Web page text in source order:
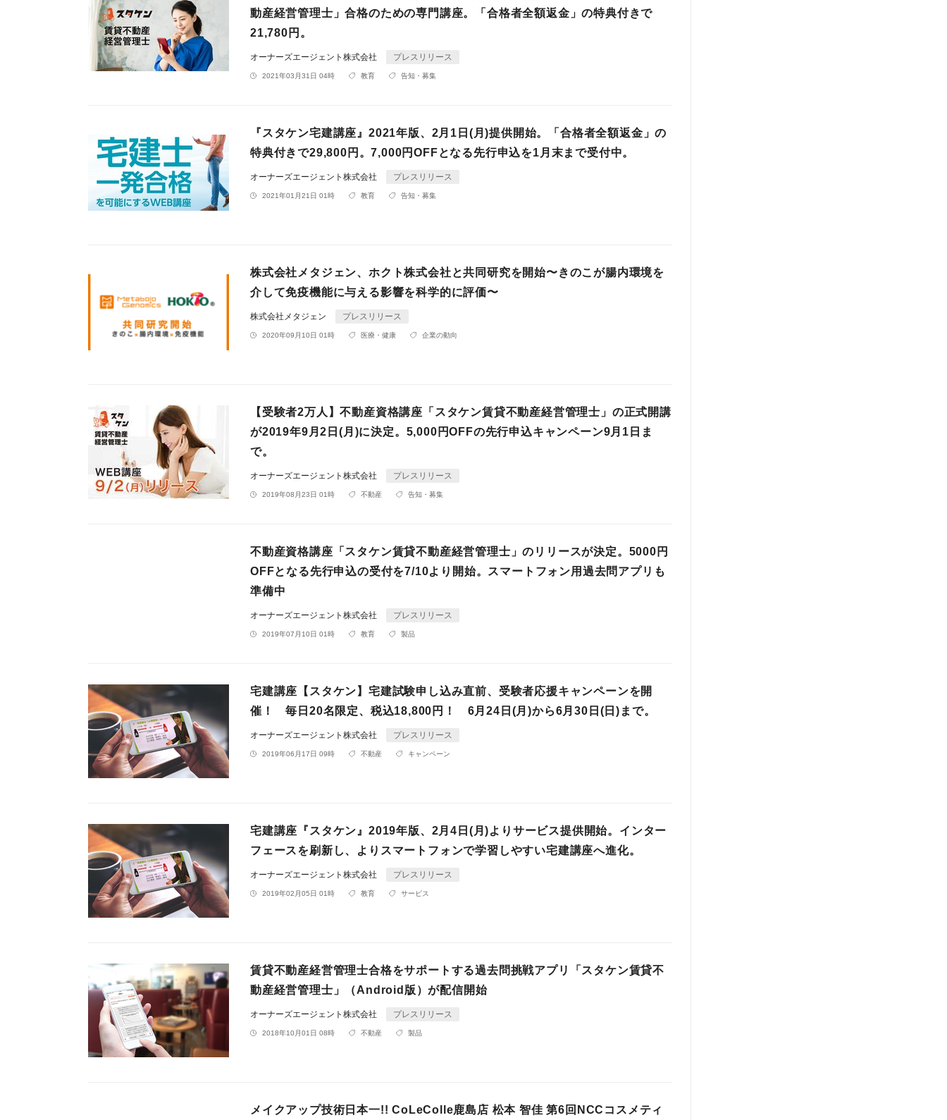
動産経営管理士」合格のための専門講座。「合格者全額返金」の特典付きで
21,780円。
オーナーズエージェント株式会社 プレスリリース
2021年03月31日 04時 教育 告知・募集
『スタケン宅建講座』2021年版、2月1日(月)提供開始。「合格者全額返金」の
特典付きで29,800円。7,000円OFFとなる先行申込を1月末まで受付中。
オーナーズエージェント株式会社 プレスリリース
2021年01月21日 01時 教育 告知・募集
株式会社メタジェン、ホクト株式会社と共同研究を開始〜きのこが腸内環境を
介して免疫機能に与える影響を科学的に評価〜
株式会社メタジェン プレスリリース
2020年09月10日 01時 医療・健康 企業の動向
【受験者2万人】不動産資格講座「スタケン賃貸不動産経営管理士」の正式開講
が2019年9月2日(月)に決定。5,000円OFFの先行申込キャンペーン9月1日ま
で。
オーナーズエージェント株式会社 プレスリリース
2019年08月23日 01時 不動産 告知・募集
不動産資格講座「スタケン賃貸不動産経営管理士」のリリースが決定。5000円
OFFとなる先行申込の受付を7/10より開始。スマートフォン用過去問アプリも
準備中
オーナーズエージェント株式会社 プレスリリース
2019年07月10日 01時 教育 製品
宅建講座【スタケン】宅建試験申し込み直前、受験者応援キャンペーンを開
催！ 毎日20名限定、税込18,800円！ 6月24日(月)から6月30日(日)まで。
オーナーズエージェント株式会社 プレスリリース
2019年06月17日 09時 不動産 キャンペーン
宅建講座『スタケン』2019年版、2月4日(月)よりサービス提供開始。インター
フェースを刷新し、よりスマートフォンで学習しやすい宅建講座へ進化。
オーナーズエージェント株式会社 プレスリリース
2019年02月05日 01時 教育 サービス
賃貸不動産経営管理士合格をサポートする過去問挑戦アプリ「スタケン賃貸不
動産経営管理士」（Android版）が配信開始
オーナーズエージェント株式会社 プレスリリース
2018年10月01日 08時 不動産 製品
メイクアップ技術日本一!! CoLeColle鹿島店 松本 智佳 第6回NCCコスメティ